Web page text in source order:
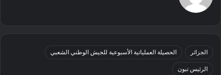
الجزائر الحصيلة العملياتية الأسبوعية للجيش الوطني الشعبي
الرئيس تبون